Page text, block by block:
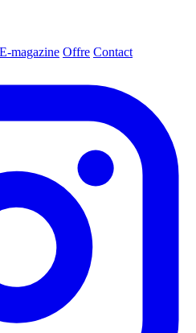
E-magazine Offre Contact